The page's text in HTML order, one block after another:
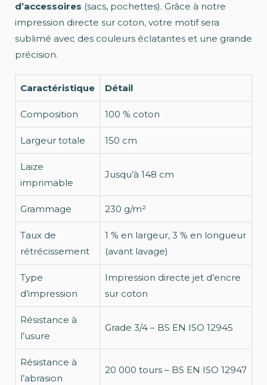
d’accessoires (sacs, pochettes). Grâce à notre
impression directe sur coton, votre motif sera
sublimé avec des couleurs éclatantes et une grande
précision.
Caractéristique Détail
Composition 100 % coton
Largeur totale 150 cm
Laize
imprimable
Jusqu’à 148 cm
Grammage 230 g/m²
Taux de
rétrécissement
1 % en largeur, 3 % en longueur
(avant lavage)
Type
d’impression
Impression directe jet d’encre
sur coton
Résistance à
l’usure
Grade 3/4 – BS EN ISO 12945
Résistance à
l’abrasion
20 000 tours – BS EN ISO 12947